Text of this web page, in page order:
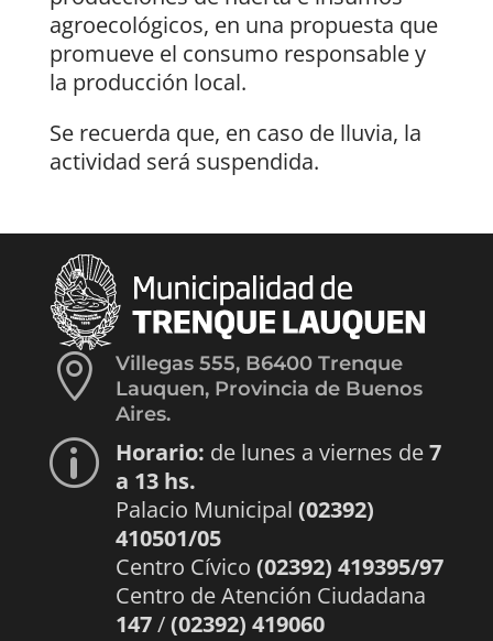
agroecológicos, en una propuesta que
promueve el consumo responsable y
la producción local.
Se recuerda que, en caso de lluvia, la
actividad será suspendida.

Villegas 555, B6400 Trenque
Lauquen, Provincia de Buenos
Aires.
p Horario: de lunes a viernes de7
a 13 hs.
Palacio Municipal (02392)
410501/05
Centro Cívico (02392) 419395/97
Centro de Atención Ciudadana
147/(02392) 419060